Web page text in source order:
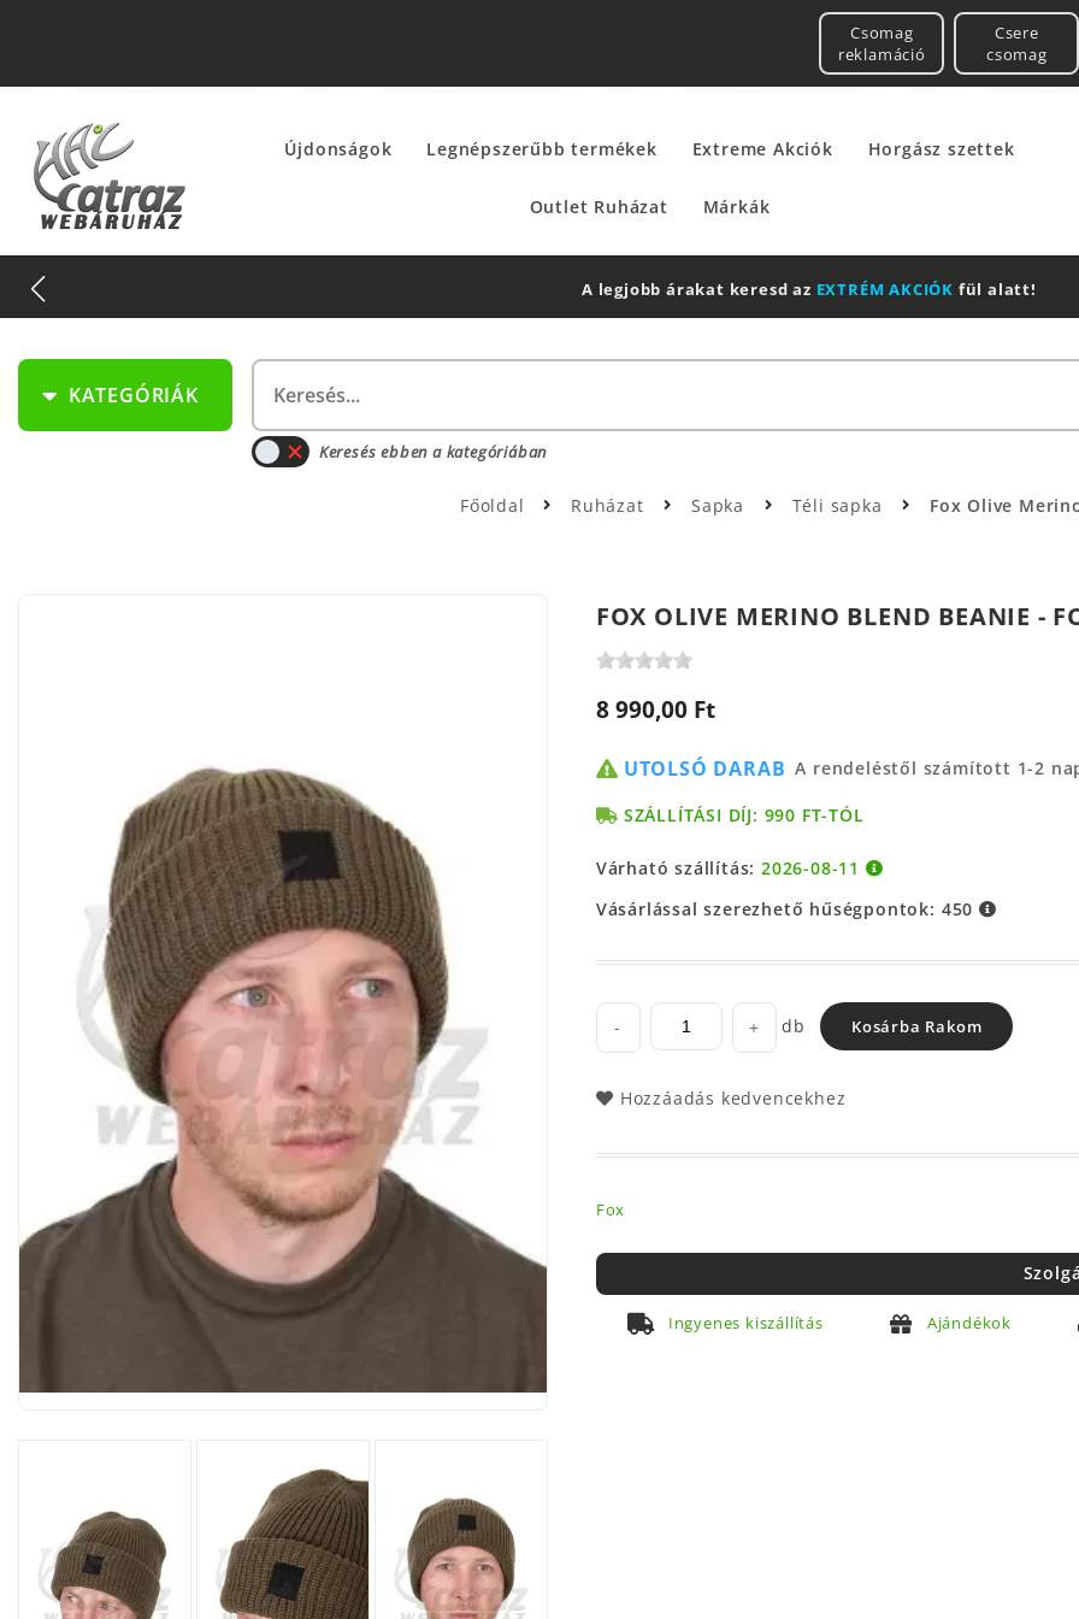
Csomag
reklamáció
Csere
csomag
Újdonságok Legnépszerűbb termékek Extreme Akciók Horgász szettek
Outlet Ruházat Márkák
2 db Shimano Aero Technium +Leatherman
KATEGÓRIÁK
Keresés ebben a kategóriában
Főoldal Ruházat Sapka Téli sapka Fox Olive
FOX OLIVE MERINO BLEND BEANIE -
8 990,00 Ft
UTOLSÓ DARAB A rendeléstől számított 1-2
SZÁLLÍTÁSI DÍJ: 990 FT-TÓL
Várható szállítás:2026-08-11
Vásárlással szerezhető hűségpontok: 450
- + db Kosárba Rakom
Hozzáadás kedvencekhez
Fox
Ingyenes kiszállítás Ajándékok